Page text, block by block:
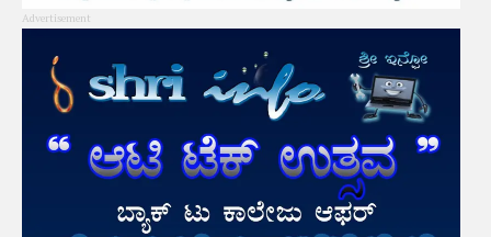
Advertisement